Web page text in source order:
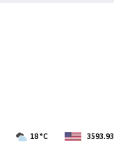
18°C 3593.93